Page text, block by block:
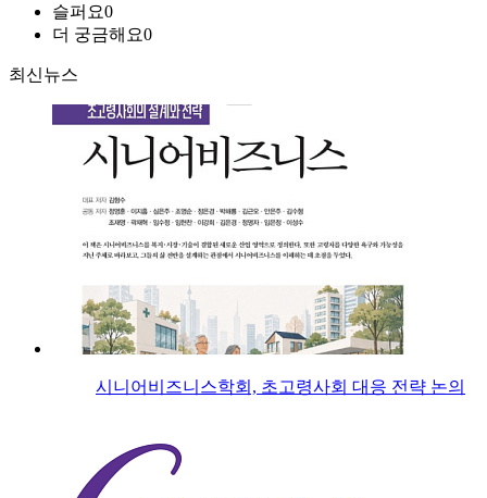
슬퍼요0
더 궁금해요0
최신뉴스
시니어비즈니스학회, 초고령사회 대응 전략 논의